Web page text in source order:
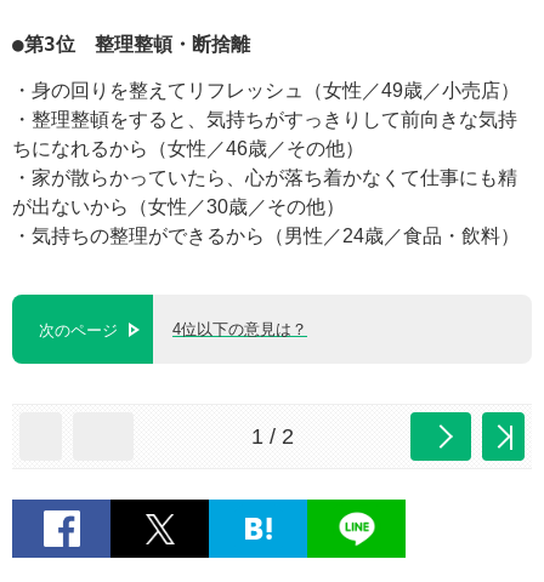
●第3位 整理整頓・断捨離
・身の回りを整えてリフレッシュ（女性／49歳／小売店）
・整理整頓をすると、気持ちがすっきりして前向きな気持
ちになれるから（女性／46歳／その他）
・家が散らかっていたら、心が落ち着かなくて仕事にも精
が出ないから（女性／30歳／その他）
・気持ちの整理ができるから（男性／24歳／食品・飲料）
次のページ 4位以下の意見は？
1 / 2